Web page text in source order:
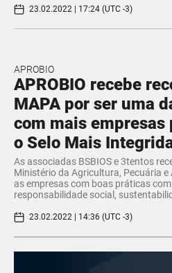
23.02.2022 | 17:24 (UTC -3)
APROBIO
APROBIO recebe
MAPA por ser uma
com mais empresas
o Selo Mais
As associadas BSBIOS e 3tentos
Ministério da Agricultura, Pecuária
as empresas com boas práticas
responsabilidade social,
23.02.2022 | 14:36 (UTC -3)